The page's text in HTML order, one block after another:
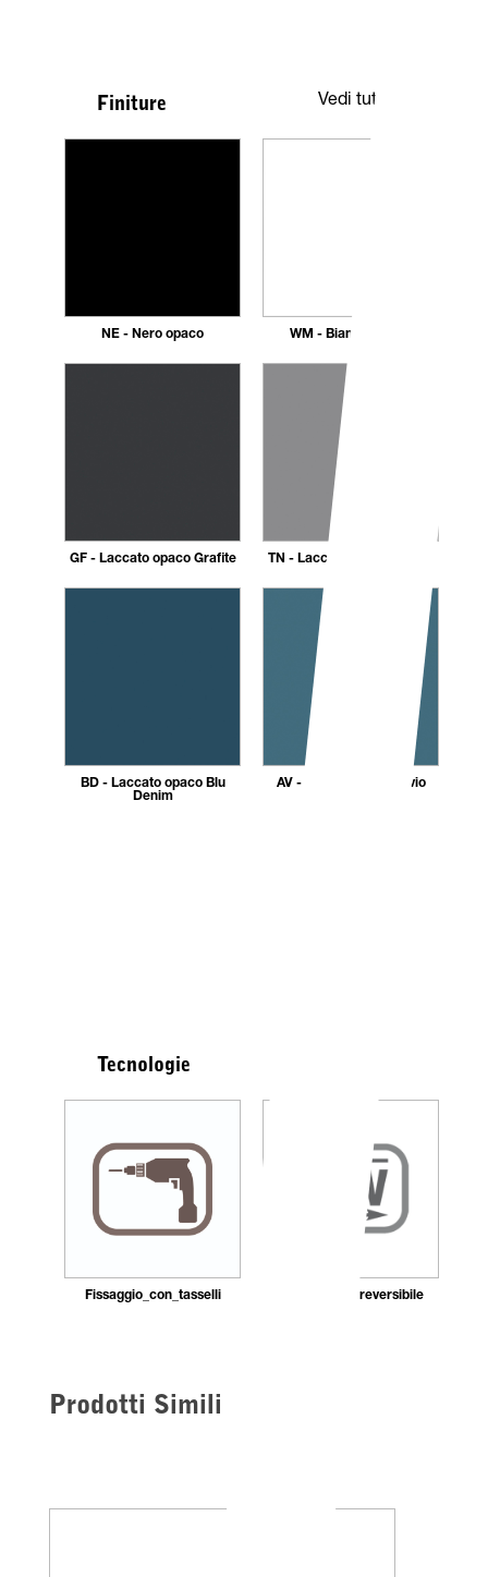
Finiture Vedi tutte
NE - Nero opaco WM - Bianco Opaco
GF - Laccato opaco Grafite TN - Laccato opaco Titanio
BD - Laccato opaco Blu
Denim
AV - Laccato opaco Avio
Tecnologie
Fissaggio_con_tasselli Installazione reversibile
Prodotti Simili